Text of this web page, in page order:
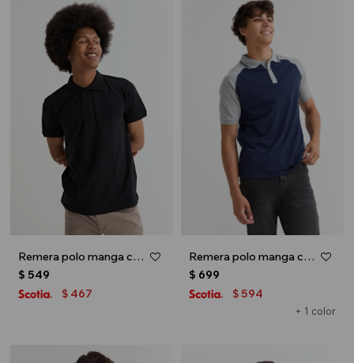
Remera polo manga corta - Negro
$ 549
$ 467
Remera polo manga corta combinada - Azul
+ 1 color
$ 699
$ 594